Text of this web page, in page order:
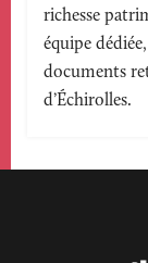
accroche
richesse
équipe
documents
d’Échirolles.